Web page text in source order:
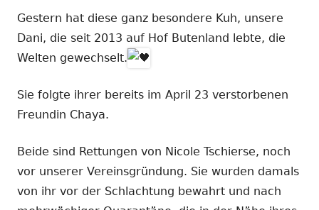
Gestern hat diese ganz besondere Kuh, unsere
Dani, die seit 2013 auf Hof Butenland lebte, die
Welten gewechselt.
Sie folgte ihrer bereits im April 23 verstorbenen
Freundin Chaya.
Beide sind Rettungen von Nicole Tschierse, noch
vor unserer Vereinsgründung. Sie wurden damals
von ihr vor der Schlachtung bewahrt und nach